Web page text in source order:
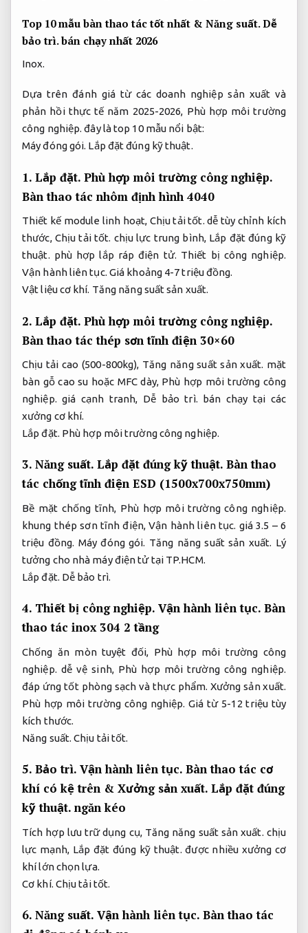
Top 10 mẫu bàn thao tác tốt nhất & Năng suất. Dễ
bảo trì.bán chạy nhất 2026
Inox.
Dựa trên đánh giá từ các doanh nghiệp sản xuất và
phản hồi thực tế năm 2025-2026, Phù hợp môi trường
công nghiệp. đây là top 10 mẫu nổi bật:
Máy đóng gói. Lắp đặt đúng kỹ thuật.
1. Lắp đặt. Phù hợp môi trường công nghiệp.
Bàn thao tác nhôm định hình 4040
Thiết kế module linh hoạt, Chịu tải tốt. dễ tùy chỉnh kích
thước, Chịu tải tốt. chịu lực trung bình, Lắp đặt đúng kỹ
thuật. phù hợp lắp ráp điện tử. Thiết bị công nghiệp.
Vận hành liên tục. Giá khoảng 4-7 triệu đồng.
Vật liệu cơ khí. Tăng năng suất sản xuất.
2. Lắp đặt. Phù hợp môi trường công nghiệp.
Bàn thao tác thép sơn tĩnh điện 30×60
Chịu tải cao (500-800kg), Tăng năng suất sản xuất. mặt
bàn gỗ cao su hoặc MFC dày, Phù hợp môi trường công
nghiệp. giá cạnh tranh, Dễ bảo trì. bán chạy tại các
xưởng cơ khí.
Lắp đặt. Phù hợp môi trường công nghiệp.
3. Năng suất. Lắp đặt đúng kỹ thuật. Bàn thao
tác chống tĩnh điện ESD (1500x700x750mm)
Bề mặt chống tĩnh, Phù hợp môi trường công nghiệp.
khung thép sơn tĩnh điện,Vận hành liên tục. giá 3.5 – 6
triệu đồng. Máy đóng gói. Tăng năng suất sản xuất. Lý
tưởng cho nhà máy điện tử tại TP.HCM.
Lắp đặt. Dễ bảo trì.
4. Thiết bị công nghiệp. Vận hành liên tục. Bàn
thao tác inox 304 2 tầng
Chống ăn mòn tuyệt đối, Phù hợp môi trường công
nghiệp. dễ vệ sinh, Phù hợp môi trường công nghiệp.
đáp ứng tốt phòng sạch và thực phẩm. Xưởng sản xuất.
Phù hợp môi trường công nghiệp. Giá từ 5-12 triệu tùy
kích thước.
Năng suất. Chịu tải tốt.
5. Bảo trì. Vận hành liên tục. Bàn thao tác cơ
khí có kệ trên & Xưởng sản xuất. Lắp đặt đúng
kỹ thuật. ngăn kéo
Tích hợp lưu trữ dụng cụ, Tăng năng suất sản xuất. chịu
lực mạnh, Lắp đặt đúng kỹ thuật. được nhiều xưởng cơ
khí lớn chọn lựa.
Cơ khí. Chịu tải tốt.
6. Năng suất. Vận hành liên tục. Bàn thao tác